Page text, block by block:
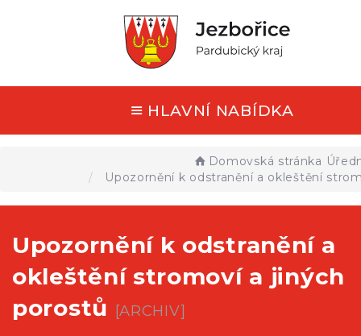
HLAVNÍ NABÍDKA
Domovská stránka
Upozornění k odstranění a okleštění
Upozornění k odstranění a
okleštění stromoví a jiných
porostů [ARCHIV]